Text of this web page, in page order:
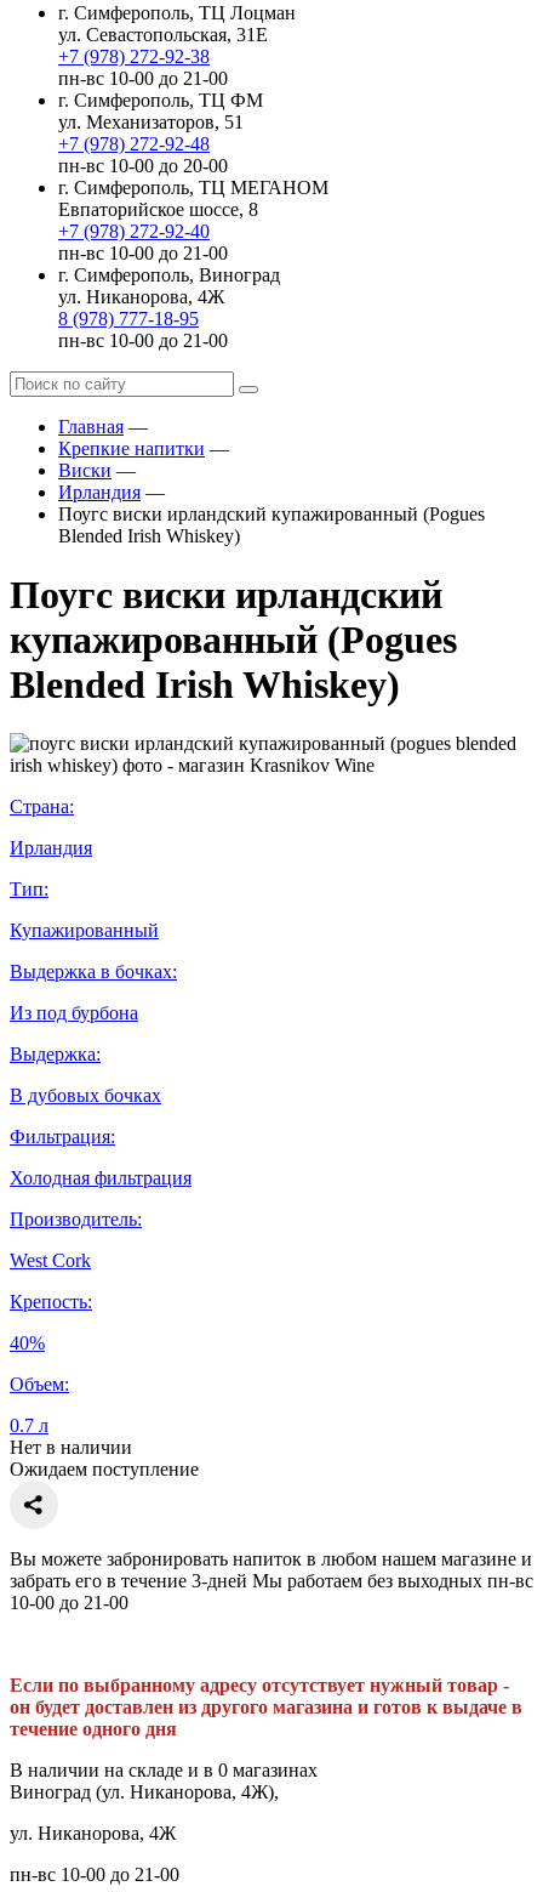
г. Симферополь, ТЦ Лоцман
ул. Севастопольская, 31Е
+7 (978) 272-92-38
пн-вс 10-00 до 21-00
г. Симферополь, ТЦ ФМ
ул. Механизаторов, 51
+7 (978) 272-92-48
пн-вс 10-00 до 20-00
г. Симферополь, ТЦ МЕГАНОМ
Евпаторийское шоссе, 8
+7 (978) 272-92-40
пн-вс 10-00 до 21-00
г. Симферополь, Виноград
ул. Никанорова, 4Ж
8 (978) 777-18-95
пн-вс 10-00 до 21-00
Главная —
Крепкие напитки —
Виски —
Ирландия —
Поугс виски ирландский купажированный (Pogues
Blended Irish Whiskey)
Поугс виски ирландский
купажированный (Pogues
Blended Irish Whiskey)
Страна:
Ирландия
Тип:
Купажированный
Выдержка в бочках:
Из под бурбона
Выдержка:
В дубовых бочках
Фильтрация:
Холодная фильтрация
Производитель:
West Cork
Крепость:
40%
Объем:
0.7 л
Нет в наличии
Ожидаем поступление
Вы можете забронировать напиток в любом нашем магазине и
забрать его в течение 3-дней Мы работаем без выходных пн-вс
10-00 до 21-00
Если по выбранному адресу отсутствует нужный товар -
он будет доставлен из другого магазина и готов к выдаче в
течение одного дня
В наличии на складе и в 0 магазинах
Виноград (ул. Никанорова, 4Ж),
ул. Никанорова, 4Ж
пн-вс 10-00 до 21-00